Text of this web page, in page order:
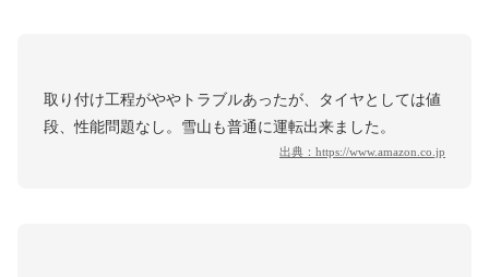
取り付け工程がややトラブルあったが、タイヤとしては値
段、性能問題なし。雪山も普通に運転出来ました。
出典： https://www.amazon.co.jp